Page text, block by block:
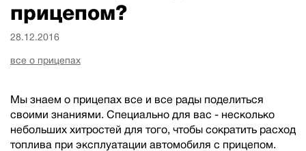
прицепом?
28.12.2016
все о прицепах
Мы знаем о прицепах все и все рады поделиться
своими знаниями. Специально для вас - несколько
небольших хитростей для того, чтобы сократить расход
топлива при эксплуатации автомобиля с прицепом.